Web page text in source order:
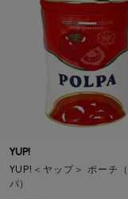
YUP!
YUP!＜ヤップ＞ ポーチ
パ）